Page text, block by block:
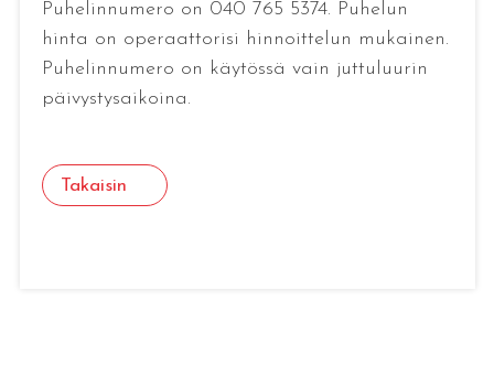
Puhelinnumero on 040 765 5374. Puhelun
hinta on operaattorisi hinnoittelun mukainen.
Puhelinnumero on käytössä vain juttuluurin
päivystysaikoina.
Takaisin